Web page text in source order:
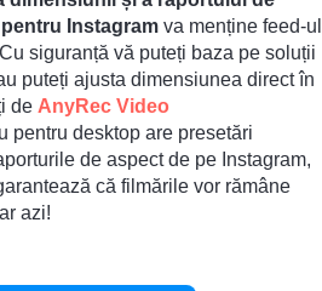
Instagram va menține feed-ul
siguranță vă puteți baza pe soluții
puteți ajusta dimensiunea direct în
de AnyRec Video
pentru desktop are presetări
de aspect de pe Instagram,
că filmările vor rămâne
azi!